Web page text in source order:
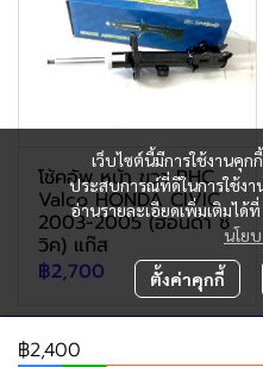
โช้คอัพ หน้า ขวา PHC
Valco HONDA CIVIC
2003-2005 (ฮอนด้า ซี
วิค) แก๊ส
฿2,700
฿2,400
เว็บไซต์นี้มีการใช้งานคุ
ประสบการณ์ที่ดีในการใช้งา
อ่านรายละเอียดเพิ่มเติมได้ที่
นโย
ตั้งค่าคุกกี้